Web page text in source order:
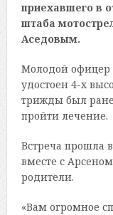
приехавшего в
штаба
Аседовым.
Молодой офицер
удостоен 4-х
трижды был
пройти лечение.
Встреча прошла
вместе с
родители.
«Вам огромное